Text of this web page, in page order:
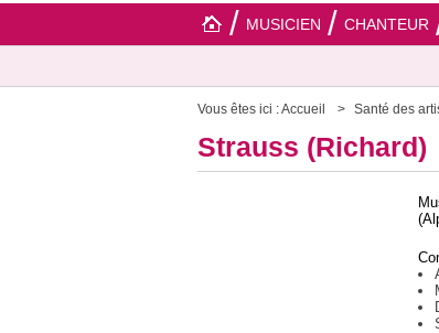
MUSICIEN CHANTEUR
Vous êtes ici :Accueil Santé des
Strauss (Richard)